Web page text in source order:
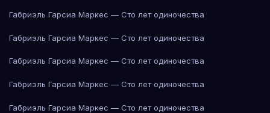
Габриэль Гарсиа Маркес — Сто лет одиночества
Габриэль Гарсиа Маркес — Сто лет одиночества
Габриэль Гарсиа Маркес — Сто лет одиночества
Габриэль Гарсиа Маркес — Сто лет одиночества
Габриэль Гарсиа Маркес — Сто лет одиночества